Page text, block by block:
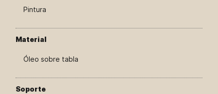
Pintura
Material
Óleo sobre tabla
Soporte